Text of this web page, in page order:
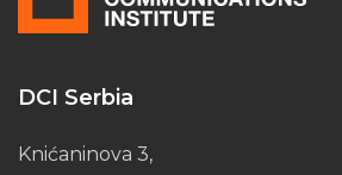
DCI Serbia
Knićaninova 3,